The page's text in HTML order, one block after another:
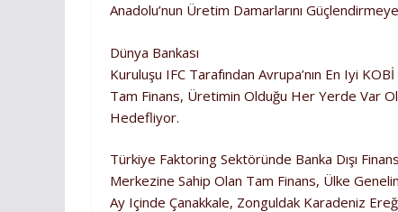
Anadolu’nun Üretim Damarlarını
Dünya Bankası
Kuruluşu IFC Tarafından Avrupa’nın En Iyi
Tam Finans, Üretimin Olduğu Her
Hedefliyor.
Türkiye Faktoring Sektöründe Banka Dışı
Merkezine Sahip Olan Tam Finans, Ülke
Ay Içinde Çanakkale, Zonguldak Karadeniz